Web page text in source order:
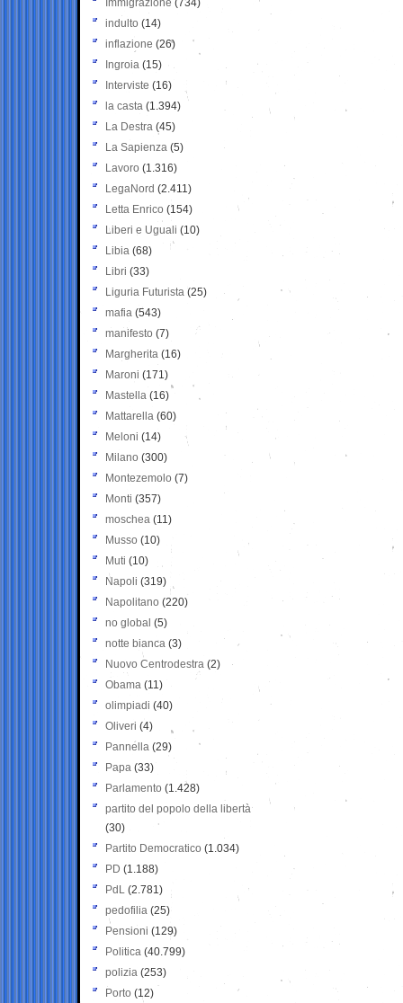
Immigrazione (734)
indulto (14)
inflazione (26)
Ingroia (15)
Interviste (16)
la casta (1.394)
La Destra (45)
La Sapienza (5)
Lavoro (1.316)
LegaNord (2.411)
Letta Enrico (154)
Liberi e Uguali (10)
Libia (68)
Libri (33)
Liguria Futurista (25)
mafia (543)
manifesto (7)
Margherita (16)
Maroni (171)
Mastella (16)
Mattarella (60)
Meloni (14)
Milano (300)
Montezemolo (7)
Monti (357)
moschea (11)
Musso (10)
Muti (10)
Napoli (319)
Napolitano (220)
no global (5)
notte bianca (3)
Nuovo Centrodestra (2)
Obama (11)
olimpiadi (40)
Oliveri (4)
Pannella (29)
Papa (33)
Parlamento (1.428)
partito del popolo della libertà
(30)
Partito Democratico (1.034)
PD (1.188)
PdL (2.781)
pedofilia (25)
Pensioni (129)
Politica (40.799)
polizia (253)
Porto (12)